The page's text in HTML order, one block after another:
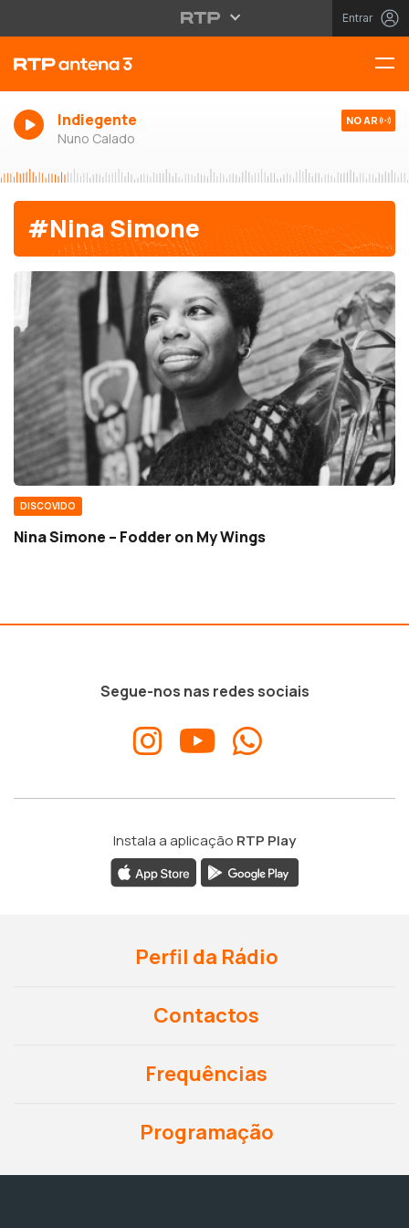
Entrar
Indiegente
Nuno Calado
NO AR
#Nina Simone
DISCOVIDO
Nina Simone – Fodder on My Wings
Segue-nos nas redes sociais
Instala a aplicação RTP Play
Perfil da Rádio
Contactos
Frequências
Programação